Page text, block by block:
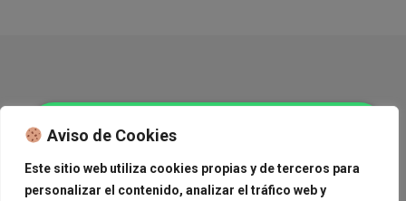
Aviso de Cookies
Este sitio web utiliza cookies propias y de terceros para
personalizar el contenido, analizar el tráfico web y
México Mundo Deportes Tendencias Cine